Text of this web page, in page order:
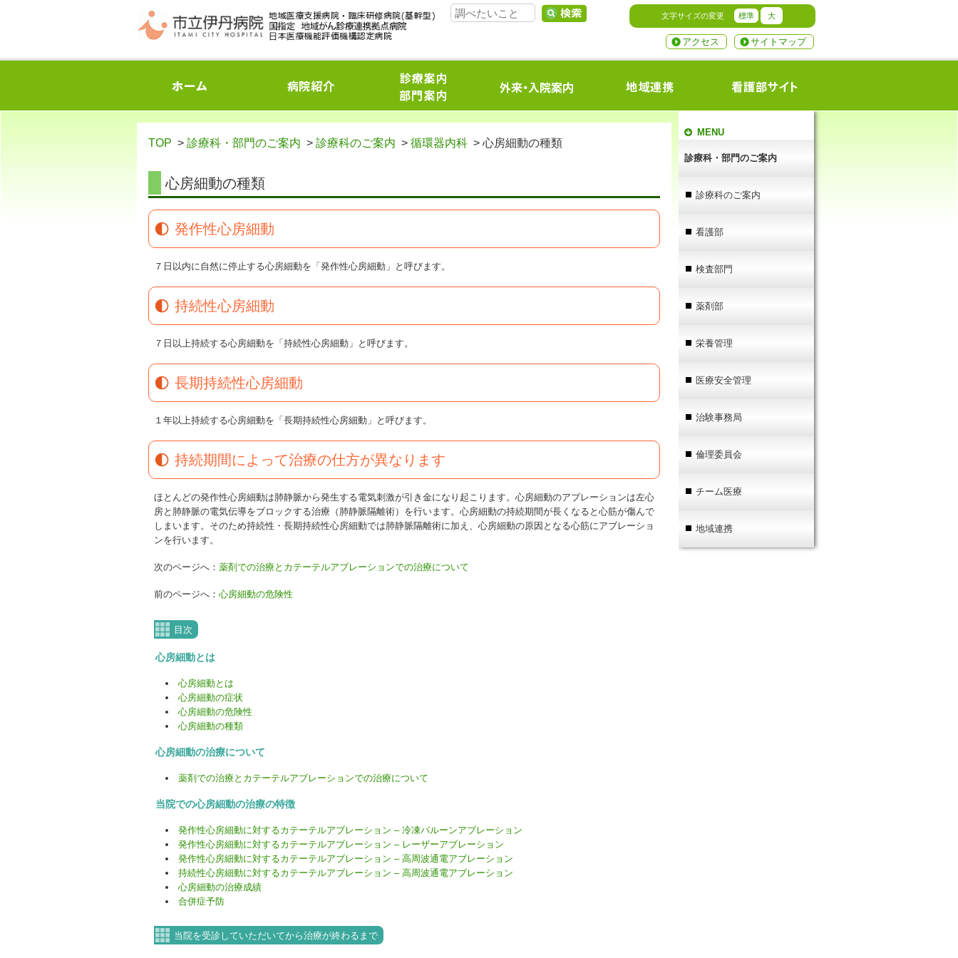
文字サイズの変更 標準 大
サイトマップ
アクセス
TOP > 診療科・部門のご案内 > 診療科のご案内 > 循環器内科 > 心房細動の種類
心房細動の種類
発作性心房細動
７日以内に自然に停止する心房細動を「発作性心房細動」と呼びます。
持続性心房細動
７日以上持続する心房細動を「持続性心房細動」と呼びます。
長期持続性心房細動
１年以上持続する心房細動を「長期持続性心房細動」と呼びます。
持続期間によって治療の仕方が異なります
ほとんどの発作性心房細動は肺静脈から発生する電気刺激が引き金になり起こります。心房細動のアブレーションは左心
房と肺静脈の電気伝導をブロックする治療（肺静脈隔離術）を行います。心房細動の持続期間が長くなると心筋が傷んで
しまいます。そのため持続性・長期持続性心房細動では肺静脈隔離術に加え、心房細動の原因となる心筋にアブレーショ
ンを行います。
次のページへ： 薬剤での治療とカテーテルアブレーションでの治療について
前のページへ： 心房細動の危険性
目次
心房細動とは
心房細動とは
心房細動の症状
心房細動の危険性
心房細動の種類
心房細動の治療について
薬剤での治療とカテーテルアブレーションでの治療について
当院での心房細動の治療の特徴
発作性心房細動に対するカテーテルアブレーション – 冷凍バルーンアブレーション
発作性心房細動に対するカテーテルアブレーション – レーザーアブレーション
発作性心房細動に対するカテーテルアブレーション – 高周波通電アブレーション
持続性心房細動に対するカテーテルアブレーション – 高周波通電アブレーション
心房細動の治療成績
合併症予防
当院を受診していただいてから治療が終わるまで
MENU
診療科・部門のご案内
診療科のご案内
看護部
検査部門
薬剤部
栄養管理
医療安全管理
治験事務局
倫理委員会
チーム医療
地域連携